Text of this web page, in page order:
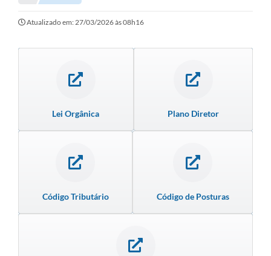
A Prefeitura
Diário Oficial
Audiências Públicas
Atualizado em: 27/03/2026 às 08h16
Lei Orgânica Plano Diretor
Código Tributário Código de Posturas